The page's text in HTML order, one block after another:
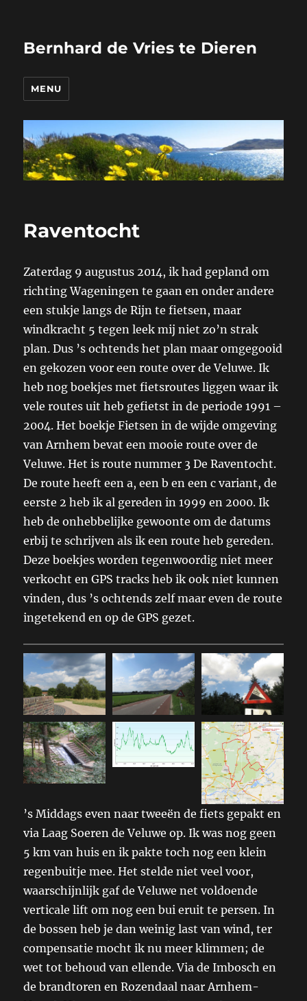
Bernhard de Vries te Dieren
MENU
Raventocht
Zaterdag 9 augustus 2014, ik had gepland om
richting Wageningen te gaan en onder andere
een stukje langs de Rijn te fietsen, maar
windkracht 5 tegen leek mij niet zo’n strak
plan. Dus ’s ochtends het plan maar omgegooid
en gekozen voor een route over de Veluwe. Ik
heb nog boekjes met fietsroutes liggen waar ik
vele routes uit heb gefietst in de periode 1991 –
2004. Het boekje Fietsen in de wijde omgeving
van Arnhem bevat een mooie route over de
Veluwe. Het is route nummer 3 De Raventocht.
De route heeft een a, een b en een c variant, de
eerste 2 heb ik al gereden in 1999 en 2000. Ik
heb de onhebbelijke gewoonte om de datums
erbij te schrijven als ik een route heb gereden.
Deze boekjes worden tegenwoordig niet meer
verkocht en GPS tracks heb ik ook niet kunnen
vinden, dus ’s ochtends zelf maar even de route
ingetekend en op de GPS gezet.
’s Middags even naar tweeën de fiets gepakt en
via Laag Soeren de Veluwe op. Ik was nog geen
5 km van huis en ik pakte toch nog een klein
regenbuitje mee. Het stelde niet veel voor,
waarschijnlijk gaf de Veluwe net voldoende
verticale lift om nog een bui eruit te persen. In
de bossen heb je dan weinig last van wind, ter
compensatie mocht ik nu meer klimmen; de
wet tot behoud van ellende. Via de Imbosch en
de brandtoren en Rozendaal naar Arnhem-